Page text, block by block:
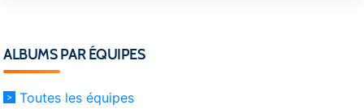
ALBUMS PAR ÉQUIPES
Toutes les équipes